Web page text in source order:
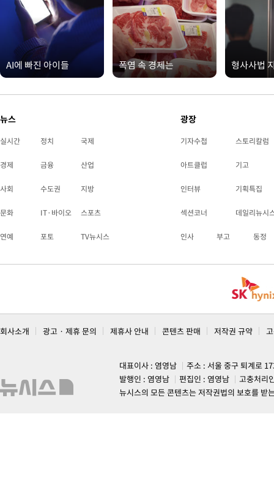
AI에 빠진 아이들 폭염 속 경제는 형사사법
뉴스
실시간 정치 국제
경제 금융 산업
사회 수도권 지방
문화 IT·바이오 스포츠
연예 포토 TV뉴시스
광장
기자수첩 스토리칼럼
아트클럽 기고
인터뷰 기획특집
섹션코너 데일리뉴시
인사 부고 동정
회사소개 광고 · 제휴 문의 제휴사 안내 콘텐츠 판매 저작권 규약
대표이사 : 염영남
주소 : 서울 중구 퇴계로
발행인 : 염영남
편집인 : 염영남
고충처리
뉴시스의 모든 콘텐츠는 저작권법의 보호를